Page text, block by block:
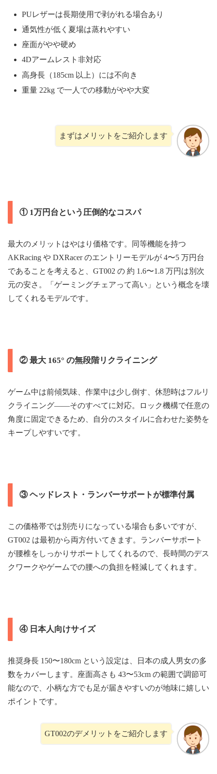
PUレザーは長期使用で剥がれる場合あり
通気性が低く夏場は蒸れやすい
座面がやや硬め
4Dアームレスト非対応
高身長（185cm 以上）には不向き
重量 22kg で一人での移動がやや大変
まずはメリットをご紹介します
① 1万円台という圧倒的なコスパ
最大のメリットはやはり価格です。同等機能を持つ
AKRacing や DXRacer のエントリーモデルが 4〜5 万円台
であることを考えると、GT002 の 約 1.6〜1.8 万円は別次
元の安さ。「ゲーミングチェアって高い」という概念を壊
してくれるモデルです。
② 最大 165° の無段階リクライニング
ゲーム中は前傾気味、作業中は少し倒す、休憩時はフルリ
クライニング――そのすべてに対応。ロック機構で任意の
角度に固定できるため、自分のスタイルに合わせた姿勢を
キープしやすいです。
③ ヘッドレスト・ランバーサポートが標準付属
この価格帯では別売りになっている場合も多いですが、
GT002 は最初から両方付いてきます。ランバーサポート
が腰椎をしっかりサポートしてくれるので、長時間のデス
クワークやゲームでの腰への負担を軽減してくれます。
④ 日本人向けサイズ
推奨身長 150〜180cm という設定は、日本の成人男女の多
数をカバーします。座面高さも 43〜53cm の範囲で調節可
能なので、小柄な方でも足が届きやすいのが地味に嬉しい
ポイントです。
GT002のデメリットをご紹介します